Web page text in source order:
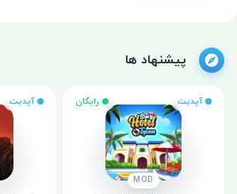
پیشنهاد ها
آپدیت رایگان
MOD
آپدیت